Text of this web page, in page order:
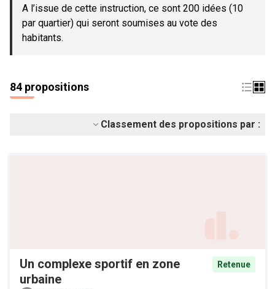
A l’issue de cette instruction, ce sont 200 idées (10
par quartier) qui seront soumises au vote des
habitants.
84 propositions
Classement des propositions par :
Un complexe sportif en zone
urbaine
Retenue